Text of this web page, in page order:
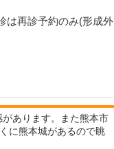
は再診予約のみ(形成外
あります。また熊本市
に熊本城があるので眺